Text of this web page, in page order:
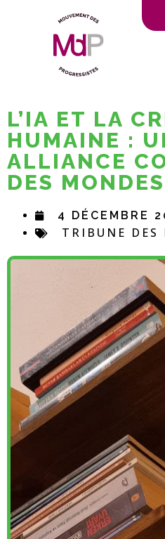
L’IA ET LA
HUMAINE :
ALLIANCE
DES
4 DÉCEMBRE
TRIBUNE DES